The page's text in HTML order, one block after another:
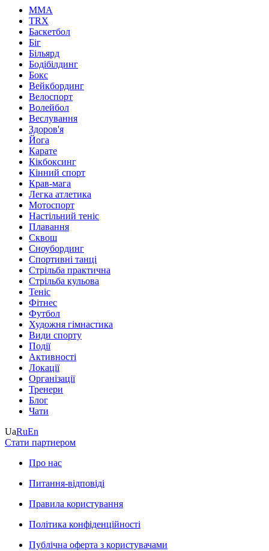
MMA
TRX
Баскетбол
Біг
Більярд
Бодібілдинг
Бокс
Вейкбординг
Велоспорт
Волейбол
Веслування
Здоров'я
Йога
Карате
Кікбоксинг
Кінний спорт
Крав-мага
Легка атлетика
Мотоспорт
Настільний теніс
Плавання
Сквош
Сноубординг
Спортивні танці
Стрільба практична
Стрільба кульова
Теніс
Фітнес
Футбол
Художня гімнастика
Види спорту
Події
Активності
Локації
Організації
Тренери
Блог
Чати
UaRuEn
Стати партнером
Про нас
Питання-відповіді
Правила користування
Політика конфіденційності
Публічна оферта з користувачами